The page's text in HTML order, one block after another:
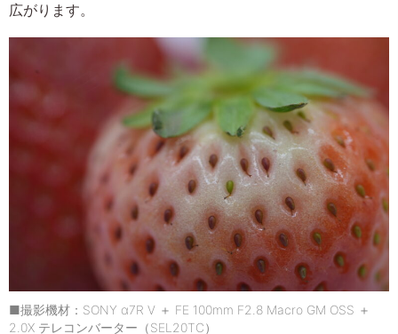
広がります。
■撮影機材：SONY α7R V ＋ FE 100mm F2.8 Macro GM OSS ＋
2.0X テレコンバーター（SEL20TC）